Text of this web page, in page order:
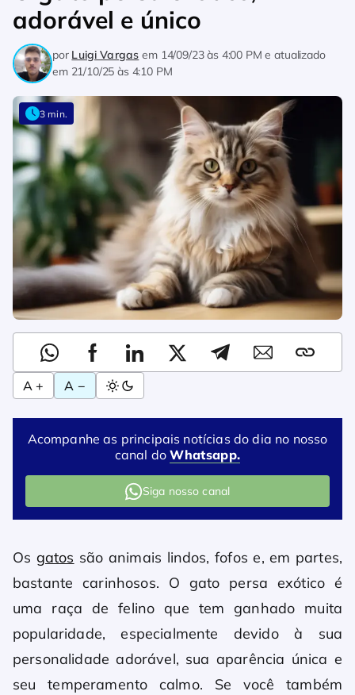
adorável e único
por Luigi Vargas em 14/09/23 às 4:00 PM e atualizado
em 21/10/25 às 4:10 PM
3 min.
A + A −
Acompanhe as principais notícias do dia no nosso
canal doWhatsapp.
Siga nosso canal
Os gatos são animais lindos, fofos e, em partes,
bastante carinhosos. O gato persa exótico é
uma raça de felino que tem ganhado muita
popularidade, especialmente devido à sua
personalidade adorável, sua aparência única e
seu temperamento calmo. Se você também